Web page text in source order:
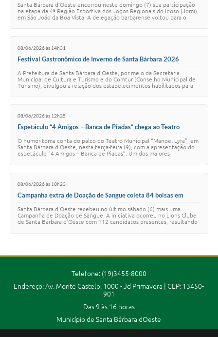
Santa Bárbara d’Oeste encerrou neste domingo (7) sua participação
na etapa da 4ª Região Esportiva dos Jogos Regionais do Idoso (Jomi),
em São João da Boa Vista. A delegação barbarense voltou para o
08/06/2026 às 14h31
Festival Gastronômico de Inverno de Santa Bárbara 2026
A Prefeitura de Santa Bárbara d’Oeste, por meio da Secretaria
Municipal de Cultura e Turismo e do Comtur (Conselho Municipal de
Turismo), divulgou a relação dos estabelecimentos habilitados para
08/06/2026 às 12h25
Espetáculo “4 Amigos – Banca de Piadas” chega ao Teatro
O humor toma conta do palco do Teatro Municipal “Manoel Lyra”, em
Santa Bárbara d’Oeste, nesta terça-feira (9), com a apresentação do
espetáculo “4 Amigos – Banca de Piadas”. Um dos maiores
08/06/2026 às 10h23
Campanha extra de Doação de Sangue coleta 84 bolsas em
Santa Bárbara d’Oeste recebeu no último sábado (6) mais uma
Campanha de Doação de Sangue. A iniciativa ocorreu no Lions Clube
de Santa Bárbara d’Oeste com 112 candidatos presentes, resultando
Telefone: (19)3455-8000
Endereço: Av. Monte Castelo, 1000 - Jd Primavera | CEP: 13450-
901
Das 9 às 16 horas
Município de Santa Bárbara dOeste